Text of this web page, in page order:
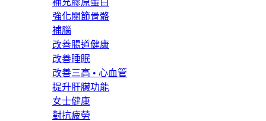
強化關節骨骼
補腦
改善腸道健康
改善睡眠
改善三高 • 心血管
提升肝臟功能
女士健康
對抗疲勞